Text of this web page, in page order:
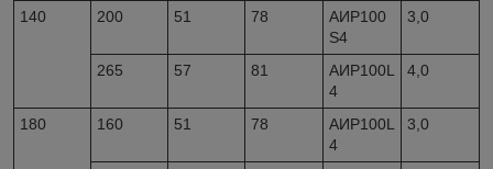
140 200 51 78
АИР100
S4
3,0
265 57 81
АИР100L
4
4,0
180 160 51 78
АИР100L
4
3,0